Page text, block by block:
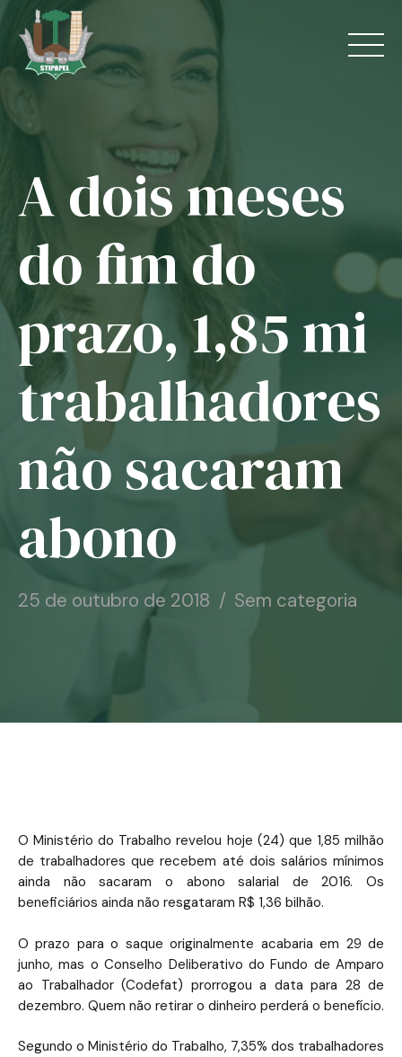
content
Home
Jurídico
Convênios
Notícias
Associe-se
A dois meses
do fim do
prazo, 1,85 mi
trabalhadores
não sacaram
abono
25 de outubro de 2018 Sem categoria
O Ministério do Trabalho revelou hoje (24) que 1,85 milhão
de trabalhadores que recebem até dois salários mínimos
ainda não sacaram o abono salarial de 2016. Os
beneficiários ainda não resgataram R$ 1,36 bilhão.
O prazo para o saque originalmente acabaria em 29 de
junho, mas o Conselho Deliberativo do Fundo de Amparo
ao Trabalhador (Codefat) prorrogou a data para 28 de
dezembro. Quem não retirar o dinheiro perderá o benefício.
Segundo o Ministério do Trabalho, 7,35% dos trabalhadores